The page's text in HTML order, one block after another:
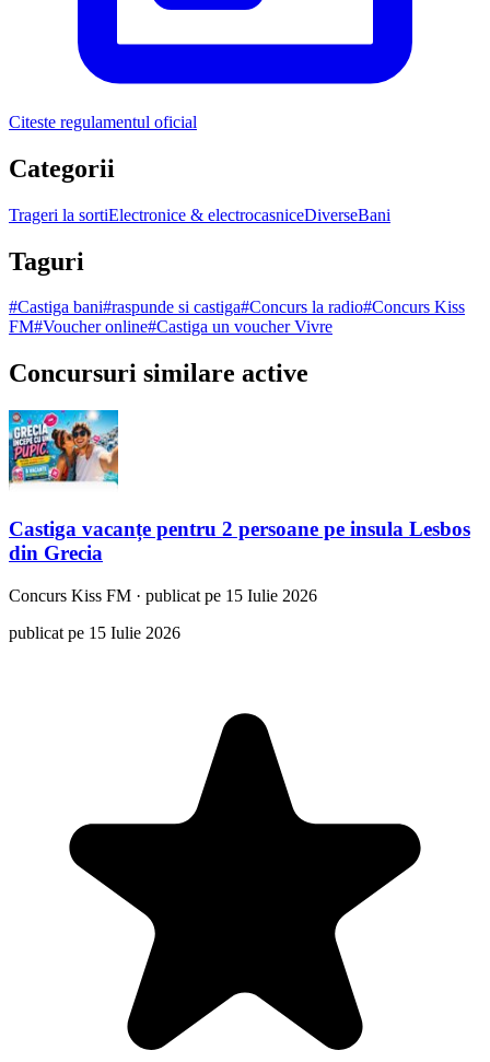
Citeste regulamentul oficial
Categorii
Trageri la sortiElectronice & electrocasniceDiverseBani
Taguri
#Castiga bani#raspunde si castiga#Concurs la radio#Concurs Kiss
FM#Voucher online#Castiga un voucher Vivre
Concursuri similare active
Castiga vacanțe pentru 2 persoane pe insula Lesbos
din Grecia
Concurs Kiss FM · publicat pe 15 Iulie 2026
publicat pe 15 Iulie 2026